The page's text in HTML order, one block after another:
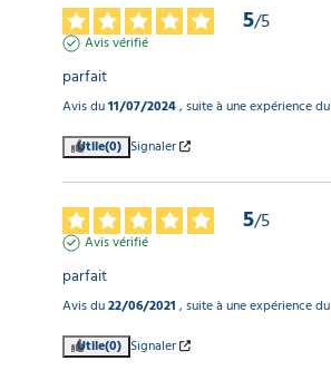
5/5
Avis vérifié
parfait
Avis du11/07/2024, suite à une expérience du
Utile(0) Signaler
5/5
Avis vérifié
parfait
Avis du22/06/2021 , suite à une expérience du
Utile(0) Signaler